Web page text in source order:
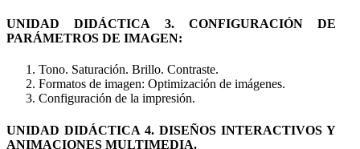
UNIDAD DIDÁCTICA 3. CONFIGURACIÓN DE
PARÁMETROS DE IMAGEN:
Tono. Saturación. Brillo. Contraste.
Formatos de imagen: Optimización de imágenes.
Configuración de la impresión.
UNIDAD DIDÁCTICA 4. DISEÑOS INTERACTIVOS Y
ANIMACIONES MULTIMEDIA.